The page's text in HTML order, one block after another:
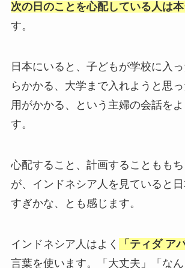
次の日のことを心配している人は
す。
日本にいると、子どもが学校に入
らかかる、大学まで入れようと思
用がかかる、という主婦の会話を
す。
心配すること、計画することもも
が、インドネシア人を見ていると
すぎかな、とも感じます。
インドネシア人はよく 「ティダ ア
言葉を使います。「大丈夫」「な